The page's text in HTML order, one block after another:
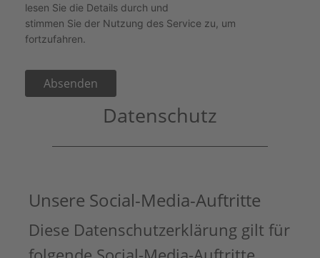
lesen Sie die Details durch und
stimmen Sie der Nutzung des Service zu , um
fortzufahren.
Absenden
Datenschutz
Unsere Social-Media-Auftritte
Diese Datenschutzerklärung gilt für